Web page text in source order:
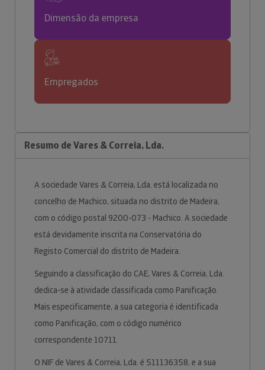
Dimensão da empresa
Empregados
Resumo de Vares & Correia, Lda.
A sociedade Vares & Correia, Lda. está localizada no
concelho de Machico, situada no distrito de Madeira,
com o código postal 9200-073 - Machico. A sociedade
está devidamente inscrita na Conservatória do
Registo Comercial do distrito de Madeira.
Seguindo a classificação do CAE, Vares & Correia, Lda.
dedica-se à atividade classificada como Panificação.
Mais especificamente, a sua categoria é identificada
como Panificação, com o código numérico
correspondente 10711.
O NIF de Vares & Correia, Lda. é 511136358, e a sua